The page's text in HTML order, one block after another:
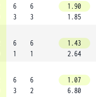
6
3
6
3
1.90
1.85
6
1
6
1
1.43
2.64
6
3
6
2
1.07
6.80